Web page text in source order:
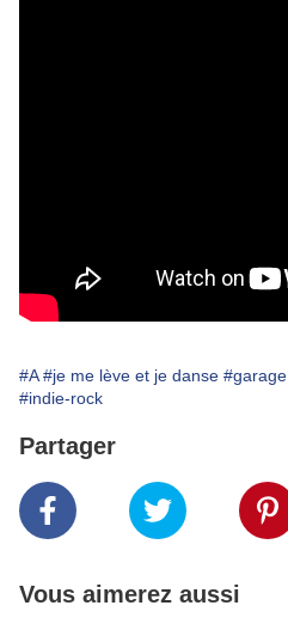
#A #je me lève et je danse #garage
#indie-rock
Partager
Vous aimerez aussi